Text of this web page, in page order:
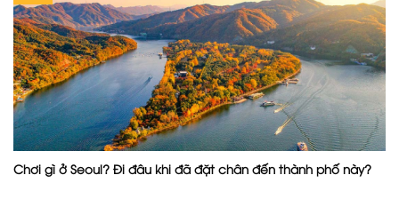
Chơi gì ở Seoul? Đi đâu khi đã đặt chân đến thành phố này?